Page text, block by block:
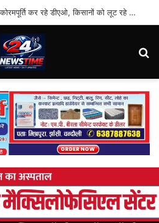
बंद कमरे से विज्ञप्ति जारी कर कोरमपूर्ति कर रहे डीएओ, किसानों को लूट रहे निजी दुकानदार